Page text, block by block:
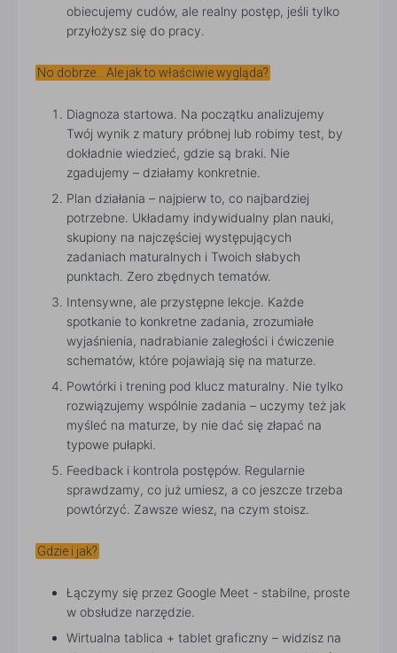
obiecujemy cudów, ale realny postęp, jeśli tylko
przyłożysz się do pracy.
No dobrze... Ale jak to właściwie wygląda?
Diagnoza startowa. Na początku analizujemy
Twój wynik z matury próbnej lub robimy test, by
dokładnie wiedzieć, gdzie są braki. Nie
zgadujemy – działamy konkretnie.
Plan działania – najpierw to, co najbardziej
potrzebne. Układamy indywidualny plan nauki,
skupiony na najczęściej występujących
zadaniach maturalnych i Twoich słabych
punktach. Zero zbędnych tematów.
Intensywne, ale przystępne lekcje. Każde
spotkanie to konkretne zadania, zrozumiałe
wyjaśnienia, nadrabianie zaległości i ćwiczenie
schematów, które pojawiają się na maturze.
Powtórki i trening pod klucz maturalny. Nie tylko
rozwiązujemy wspólnie zadania – uczymy też jak
myśleć na maturze, by nie dać się złapać na
typowe pułapki.
Feedback i kontrola postępów. Regularnie
sprawdzamy, co już umiesz, a co jeszcze trzeba
powtórzyć. Zawsze wiesz, na czym stoisz.
Gdzie i jak?
Łączymy się przez Google Meet - stabilne, proste
w obsłudze narzędzie.
Wirtualna tablica + tablet graficzny – widzisz na